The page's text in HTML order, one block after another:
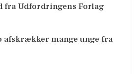
fra Udfordringens Forlag
afskrækker mange unge fra